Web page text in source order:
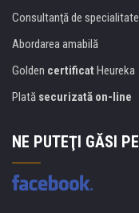
Consultanţă de specialitate
Abordarea amabilă
Golden certificat Heureka
Plată securizată on-line
NE PUTEŢI GĂSI PE